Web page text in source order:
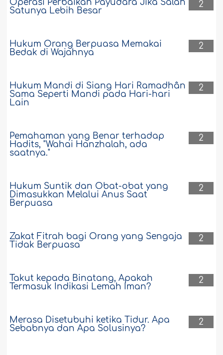
2
Operasi Perbaikan Payudara Jika Salah
Satunya Lebih Besar
2
Hukum Orang Berpuasa Memakai
Bedak di Wajahnya
2
Hukum Mandi di Siang Hari Ramadhân
Sama Seperti Mandi pada Hari-hari
Lain
2
Pemahaman yang Benar terhadap
Hadits, "Wahai Hanzhalah, ada
saatnya."
2
Hukum Suntik dan Obat-obat yang
Dimasukkan Melalui Anus Saat
Berpuasa
2
Zakat Fitrah bagi Orang yang Sengaja
Tidak Berpuasa
2
Takut kepada Binatang, Apakah
Termasuk Indikasi Lemah Iman?
2
Merasa Disetubuhi ketika Tidur. Apa
Sebabnya dan Apa Solusinya?